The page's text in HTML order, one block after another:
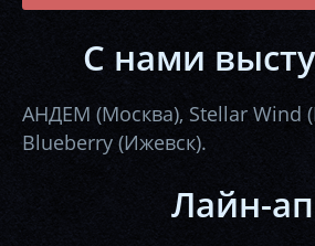
С нами
АНДЕМ (Москва), Stellar Wind
Blueberry (Ижевск).
Лайн-